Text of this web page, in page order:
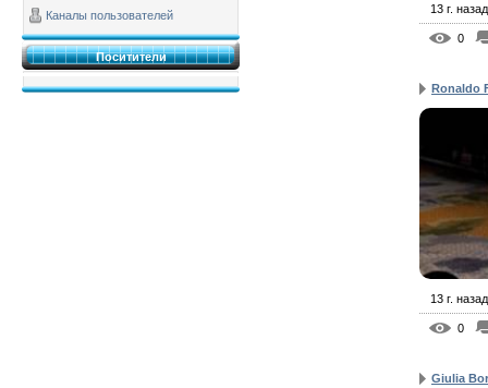
Каналы пользователей
Поситители
13 г. назад
0
Ronaldo
13 г. назад
0
Giulia